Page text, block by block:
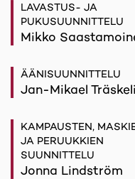
LAVASTUS- JA
PUKUSUUNNITTELU
Mikko
ÄÄNISUUNNITTELU
Jan-Mikael
KAMPAUSTEN,
JA PERUUKKIEN
SUUNNITTELU
Jonna Lindström